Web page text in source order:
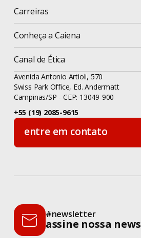
Carreiras
Conheça a Caiena
Canal de Ética
Avenida Antonio Artioli, 570
Swiss Park Office, Ed. Andermatt
Campinas/SP - CEP: 13049-900
+55 (19) 2085-9615
entre em contato
entre em contato
#newsletter
assine nossa news